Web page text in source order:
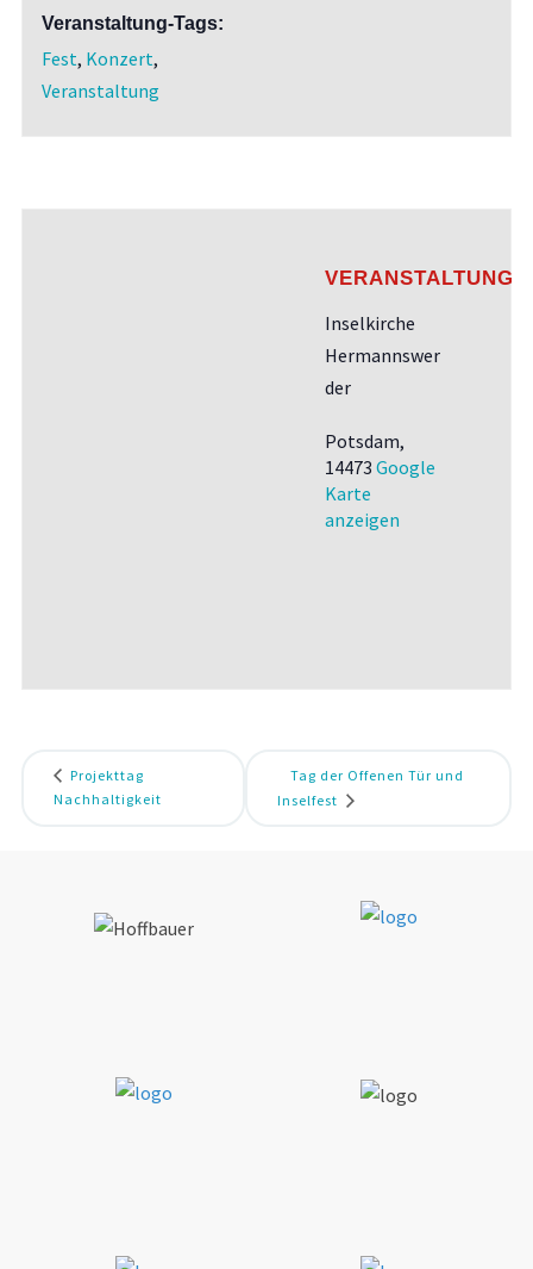
Veranstaltung-Tags:
Fest, Konzert,
Veranstaltung
Inselkirche
Hermannswer
der
Potsdam,
14473 Google
Karte
anzeigen
Projekttag
Nachhaltigkeit
Tag der Offenen Tür und
Inselfest